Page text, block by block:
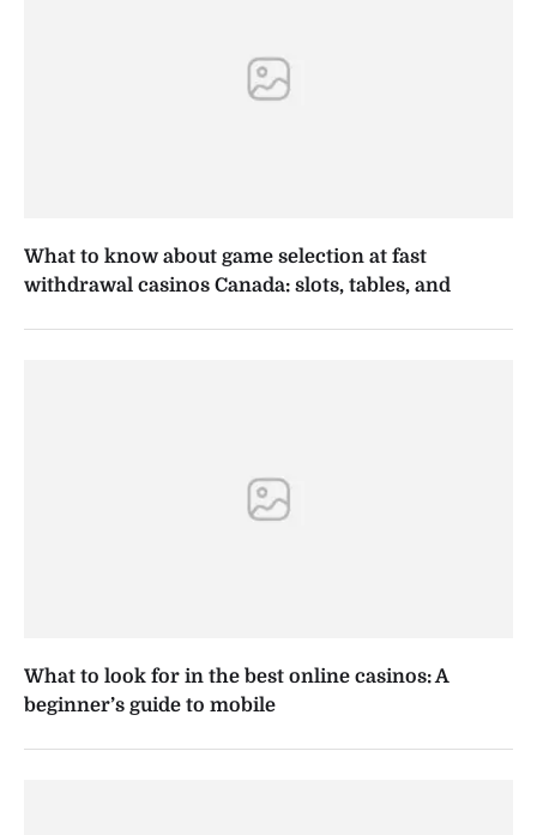
What to know about game selection at fast
withdrawal casinos Canada: slots, tables, and
What to look for in the best online casinos: A
beginner’s guide to mobile